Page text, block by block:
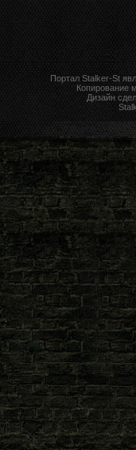
Портал Stalker-St
Копирование
Дизайн